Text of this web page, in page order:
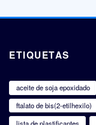
ETIQUETAS
aceite de soja epoxidado
ftalato de bis(2-etilhexilo)
lista de plastificantes